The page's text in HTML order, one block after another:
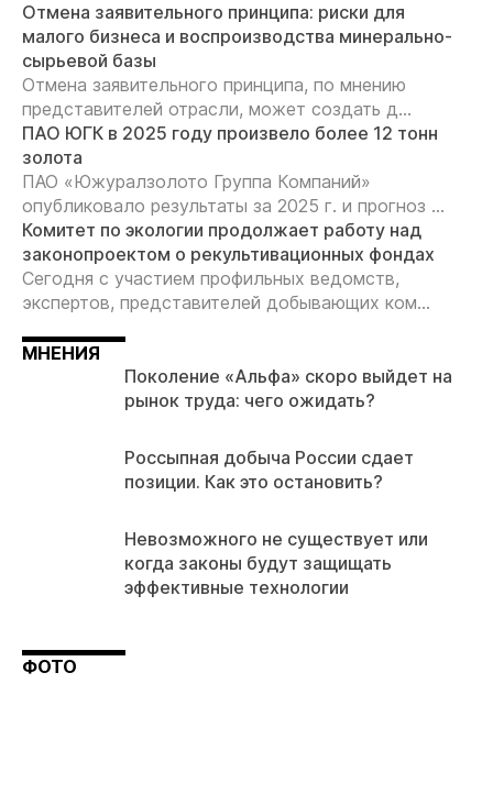
Отмена заявительного принципа: риски для
малого бизнеса и воспроизводства минерально-
сырьевой базы
Отмена заявительного принципа, по мнению
представителей отрасли, может создать д...
ПАО ЮГК в 2025 году произвело более 12 тонн
золота
ПАО «Южуралзолото Группа Компаний»
опубликовало результаты за 2025 г. и прогноз ...
Комитет по экологии продолжает работу над
законопроектом о рекультивационных фондах
Сегодня с участием профильных ведомств,
экспертов, представителей добывающих ком...
МНЕНИЯ
Поколение «Альфа» скоро выйдет на
рынок труда: чего ожидать?
Россыпная добыча России сдает
позиции. Как это остановить?
Невозможного не существует или
когда законы будут защищать
эффективные технологии
ФОТО